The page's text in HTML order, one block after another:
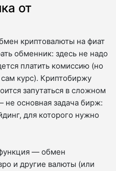
от
криптовалюты на фиат
обменник: здесь не надо
платить комиссию (но
курс). Криптобиржу
запутаться в сложном
основная задача бирж:
для которого нужно
— обмен
и другие валюты (или